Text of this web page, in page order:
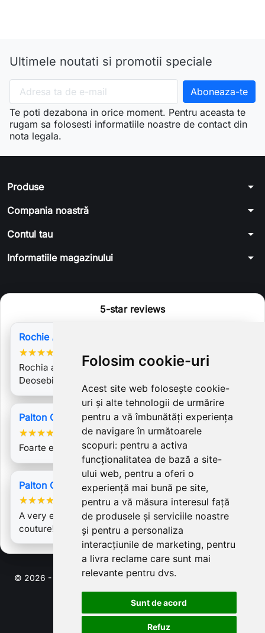
Folosim cookie-uri
Acest site web folosește cookie-
uri și alte tehnologii de urmărire
pentru a vă îmbunătăți experiența
de navigare în următoarele
scopuri: pentru a activa
funcționalitatea de bază a site-
ului web, pentru a oferi o
experiență mai bună pe site,
pentru a vă măsura interesul față
de produsele și serviciile noastre
și pentru a personaliza
interacțiunile de marketing, pentru
a livra reclame care sunt mai
relevante pentru dvs.
Sunt de acord
Refuz
Ultimele noutati si promotii speciale
Te poti dezabona in orice moment. Pentru aceasta te
rugam sa folosesti informatiile noastre de contact din
nota legala.
Produse arrow_drop_down
Compania noastră arrow_drop_down
Contul tau arrow_drop_down
Informatiile magazinului arrow_drop_down
5-star reviews
Rochie Ambra
★★★★
Rochia am purtat-o la ziua mea de nastere!
Deosebita!
Palton Gaia 2
★★★★
Foarte elegant! Imi place.
Palton Ofelia Lung (guler detasabil)
★★★★
A very elegant coat of fine delicate and haute
couture! Simply beautiful. I value the…
© 2026 - Software pentru comert electronic de PrestaShop™